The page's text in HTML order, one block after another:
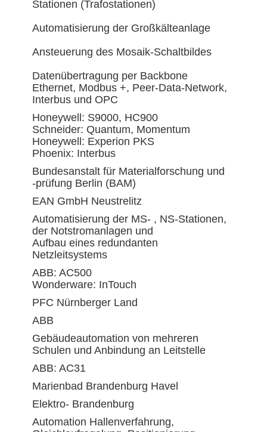
Stationen (Trafostationen)
Automatisierung der Großkälteanlage
Ansteuerung des Mosaik-Schaltbildes
Datenübertragung per Backbone
Ethernet, Modbus +, Peer-Data-Network,
Interbus und OPC
Honeywell: S9000, HC900
Schneider: Quantum, Momentum
Honeywell: Experion PKS
Phoenix: Interbus
Bundesanstalt für Materialforschung und
-prüfung Berlin (BAM)
EAN GmbH Neustrelitz
Automatisierung der MS- , NS-Stationen,
der Notstromanlagen und
Aufbau eines redundanten
Netzleitsystems
ABB: AC500
Wonderware: InTouch
PFC Nürnberger Land
ABB
Gebäudeautomation von mehreren
Schulen und Anbindung an Leitstelle
ABB: AC31
Marienbad Brandenburg Havel
Elektro- Brandenburg
Automation Hallenverfahrung,